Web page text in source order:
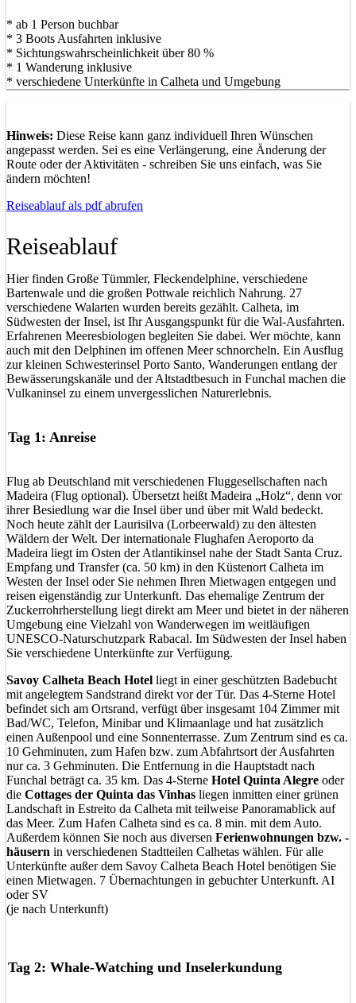
* ab 1 Person buchbar
* 3 Boots Ausfahrten inklusive
* Sichtungswahrscheinlichkeit über 80 %
* 1 Wanderung inklusive
* verschiedene Unterkünfte in Calheta und Umgebung
Hinweis: Diese Reise kann ganz individuell Ihren Wünschen
angepasst werden. Sei es eine Verlängerung, eine Änderung der
Route oder der Aktivitäten - schreiben Sie uns einfach, was Sie
ändern möchten!
Reiseablauf als pdf abrufen
Reiseablauf
Hier finden Große Tümmler, Fleckendelphine, verschiedene
Bartenwale und die großen Pottwale reichlich Nahrung. 27
verschiedene Walarten wurden bereits gezählt. Calheta, im
Südwesten der Insel, ist Ihr Ausgangspunkt für die Wal-Ausfahrten.
Erfahrenen Meeresbiologen begleiten Sie dabei. Wer möchte, kann
auch mit den Delphinen im offenen Meer schnorcheln. Ein Ausflug
zur kleinen Schwesterinsel Porto Santo, Wanderungen entlang der
Bewässerungskanäle und der Altstadtbesuch in Funchal machen die
Vulkaninsel zu einem unvergesslichen Naturerlebnis.
Tag 1: Anreise
Flug ab Deutschland mit verschiedenen Fluggesellschaften nach
Madeira (Flug optional). Übersetzt heißt Madeira „Holz“, denn vor
ihrer Besiedlung war die Insel über und über mit Wald bedeckt.
Noch heute zählt der Laurisilva (Lorbeerwald) zu den ältesten
Wäldern der Welt. Der internationale Flughafen Aeroporto da
Madeira liegt im Osten der Atlantikinsel nahe der Stadt Santa Cruz.
Empfang und Transfer (ca. 50 km) in den Küstenort Calheta im
Westen der Insel oder Sie nehmen Ihren Mietwagen entgegen und
reisen eigenständig zur Unterkunft. Das ehemalige Zentrum der
Zuckerrohrherstellung liegt direkt am Meer und bietet in der näheren
Umgebung eine Vielzahl von Wanderwegen im weitläufigen
UNESCO-Naturschutzpark Rabacal. Im Südwesten der Insel haben
Sie verschiedene Unterkünfte zur Verfügung.
Savoy Calheta Beach Hotel liegt in einer geschützten Badebucht
mit angelegtem Sandstrand direkt vor der Tür. Das 4-Sterne Hotel
befindet sich am Ortsrand, verfügt über insgesamt 104 Zimmer mit
Bad/WC, Telefon, Minibar und Klimaanlage und hat zusätzlich
einen Außenpool und eine Sonnenterrasse. Zum Zentrum sind es ca.
10 Gehminuten, zum Hafen bzw. zum Abfahrtsort der Ausfahrten
nur ca. 3 Gehminuten. Die Entfernung in die Hauptstadt nach
Funchal beträgt ca. 35 km. Das 4-Sterne Hotel Quinta Alegre oder
die Cottages der Quinta das Vinhas liegen inmitten einer grünen
Landschaft in Estreito da Calheta mit teilweise Panoramablick auf
das Meer. Zum Hafen Calheta sind es ca. 8 min. mit dem Auto.
Außerdem können Sie noch aus diversen Ferienwohnungen bzw. -
häusern in verschiedenen Stadtteilen Calhetas wählen. Für alle
Unterkünfte außer dem Savoy Calheta Beach Hotel benötigen Sie
einen Mietwagen. 7 Übernachtungen in gebuchter Unterkunft. AI
oder SV
(je nach Unterkunft)
Tag 2: Whale-Watching und Inselerkundung